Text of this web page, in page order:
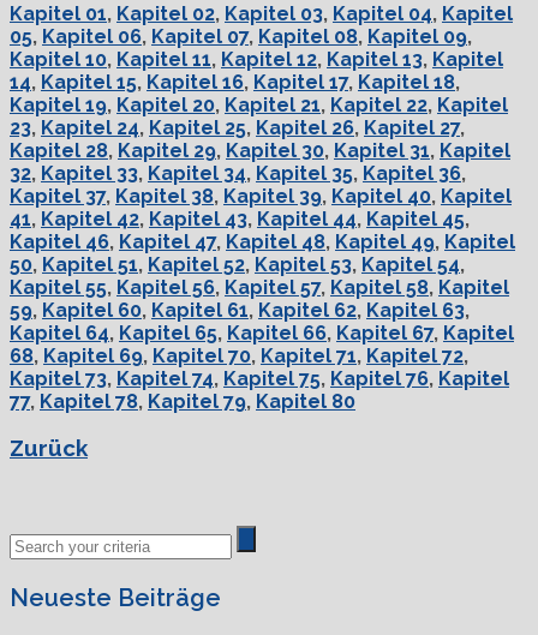
Kapitel 01, Kapitel 02, Kapitel 03, Kapitel 04, Kapitel
05, Kapitel 06, Kapitel 07, Kapitel 08, Kapitel 09,
Kapitel 10, Kapitel 11, Kapitel 12, Kapitel 13, Kapitel
14, Kapitel 15, Kapitel 16, Kapitel 17, Kapitel 18,
Kapitel 19, Kapitel 20, Kapitel 21, Kapitel 22, Kapitel
23, Kapitel 24, Kapitel 25, Kapitel 26, Kapitel 27,
Kapitel 28, Kapitel 29, Kapitel 30, Kapitel 31, Kapitel
32, Kapitel 33, Kapitel 34, Kapitel 35, Kapitel 36,
Kapitel 37, Kapitel 38, Kapitel 39, Kapitel 40, Kapitel
41, Kapitel 42, Kapitel 43, Kapitel 44, Kapitel 45,
Kapitel 46, Kapitel 47, Kapitel 48, Kapitel 49, Kapitel
50, Kapitel 51, Kapitel 52, Kapitel 53, Kapitel 54,
Kapitel 55, Kapitel 56, Kapitel 57, Kapitel 58, Kapitel
59, Kapitel 60, Kapitel 61, Kapitel 62, Kapitel 63,
Kapitel 64, Kapitel 65, Kapitel 66, Kapitel 67, Kapitel
68, Kapitel 69, Kapitel 70, Kapitel 71, Kapitel 72,
Kapitel 73, Kapitel 74, Kapitel 75, Kapitel 76, Kapitel
77, Kapitel 78, Kapitel 79, Kapitel 80
Zurück
Neueste Beiträge